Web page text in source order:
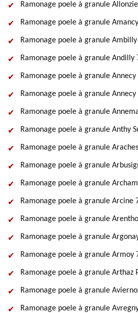
Ramonage poele à granule
Ramonage poele à granule
Ramonage poele à granule
Ramonage poele à granule Andilly
Ramonage poele à granule Annecy
Ramonage poele à granule
Ramonage poele à granule
Ramonage poele à granule Anthy
Ramonage poele à granule
Ramonage poele à granule
Ramonage poele à granule
Ramonage poele à granule Arcine
Ramonage poele à granule
Ramonage poele à granule
Ramonage poele à granule Armoy
Ramonage poele à granule Arthaz
Ramonage poele à granule
Ramonage poele à granule